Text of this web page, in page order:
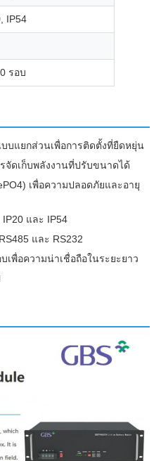
IP54
รอบ
บแยกส่วนเพื่อการติดตั้งที่ยืดหยุ่น
จัดเก็บพลังงานที่ปรับขนาดได้
เพื่อความปลอดภัยและอายุ
และ IP54
และ RS232
เพื่อความน่าเชื่อถือในระยะยาว